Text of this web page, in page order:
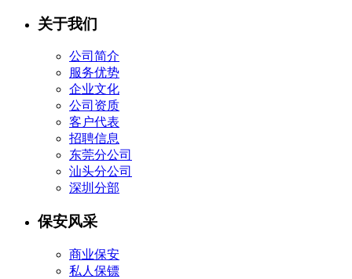
关于我们
公司简介
服务优势
企业文化
公司资质
客户代表
招聘信息
东莞分公司
汕头分公司
深圳分部
保安风采
商业保安
私人保镖